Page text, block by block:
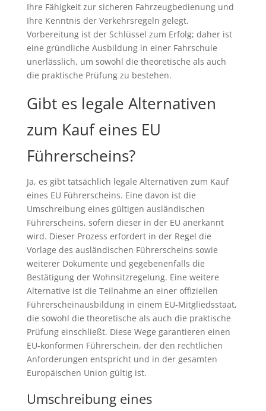
Ihre Fähigkeit zur sicheren Fahrzeugbedienung und
Ihre Kenntnis der Verkehrsregeln gelegt.
Vorbereitung ist der Schlüssel zum Erfolg; daher ist
eine gründliche Ausbildung in einer Fahrschule
unerlässlich, um sowohl die theoretische als auch
die praktische Prüfung zu bestehen.
Gibt es legale Alternativen
zum Kauf eines EU
Führerscheins?
Ja, es gibt tatsächlich legale Alternativen zum Kauf
eines EU Führerscheins. Eine davon ist die
Umschreibung eines gültigen ausländischen
Führerscheins, sofern dieser in der EU anerkannt
wird. Dieser Prozess erfordert in der Regel die
Vorlage des ausländischen Führerscheins sowie
weiterer Dokumente und gegebenenfalls die
Bestätigung der Wohnsitzregelung. Eine weitere
Alternative ist die Teilnahme an einer offiziellen
Führerscheinausbildung in einem EU-Mitgliedsstaat,
die sowohl die theoretische als auch die praktische
Prüfung einschließt. Diese Wege garantieren einen
EU-konformen Führerschein, der den rechtlichen
Anforderungen entspricht und in der gesamten
Europäischen Union gültig ist.
Umschreibung eines